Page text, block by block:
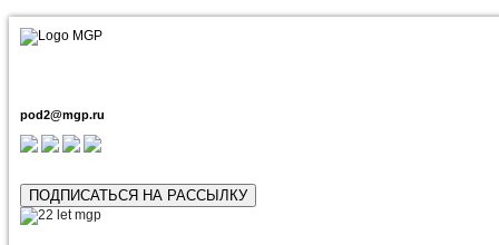
pod2@mgp.ru
ПОДПИСАТЬСЯ НА РАССЫЛКУ